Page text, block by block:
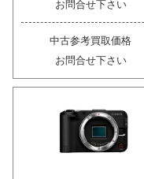
お問合せ下さい
中古参考買取価格
お問合せ下さい